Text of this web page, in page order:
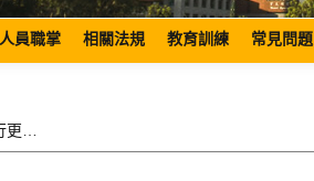
人員職掌 相關法規 教育訓練 常見問題